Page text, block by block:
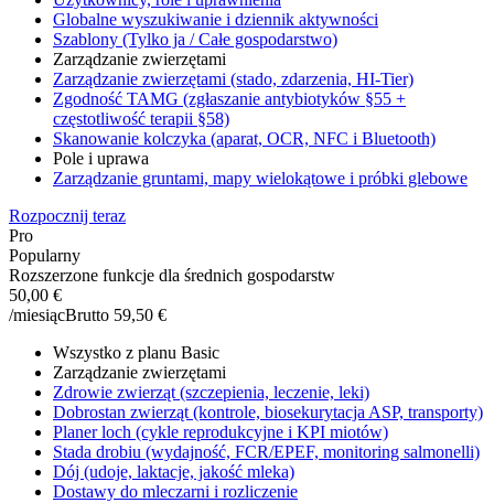
Globalne wyszukiwanie i dziennik aktywności
Szablony (Tylko ja / Całe gospodarstwo)
Zarządzanie zwierzętami
Zarządzanie zwierzętami (stado, zdarzenia, HI-Tier)
Zgodność TAMG (zgłaszanie antybiotyków §55 +
częstotliwość terapii §58)
Skanowanie kolczyka (aparat, OCR, NFC i Bluetooth)
Pole i uprawa
Zarządzanie gruntami, mapy wielokątowe i próbki glebowe
Rozpocznij teraz
Pro
Popularny
Rozszerzone funkcje dla średnich gospodarstw
50,00 €
/miesiącBrutto 59,50 €
Wszystko z planu Basic
Zarządzanie zwierzętami
Zdrowie zwierząt (szczepienia, leczenie, leki)
Dobrostan zwierząt (kontrole, biosekurytacja ASP, transporty)
Planer loch (cykle reprodukcyjne i KPI miotów)
Stada drobiu (wydajność, FCR/EPEF, monitoring salmonelli)
Dój (udoje, laktacje, jakość mleka)
Dostawy do mleczarni i rozliczenie